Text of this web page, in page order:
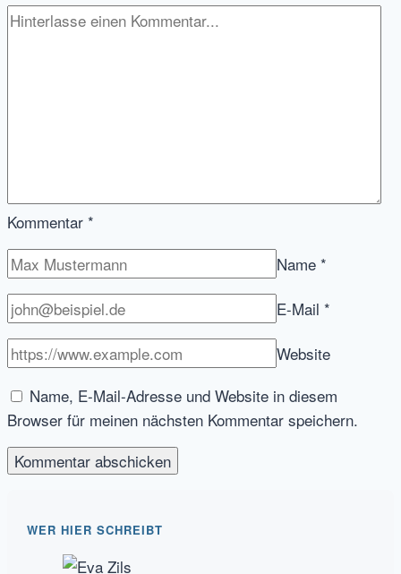
Kommentar *
Name *
E-Mail *
Website
Name, E-Mail-Adresse und Website in diesem
Browser für meinen nächsten Kommentar speichern.
WER HIER SCHREIBT